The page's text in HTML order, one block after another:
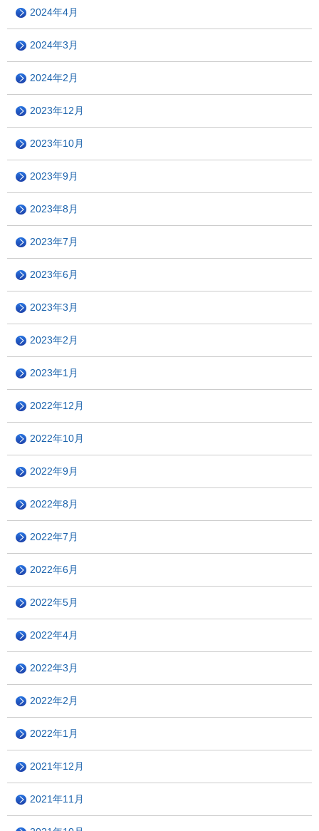
2024年4月
2024年3月
2024年2月
2023年12月
2023年10月
2023年9月
2023年8月
2023年7月
2023年6月
2023年3月
2023年2月
2023年1月
2022年12月
2022年10月
2022年9月
2022年8月
2022年7月
2022年6月
2022年5月
2022年4月
2022年3月
2022年2月
2022年1月
2021年12月
2021年11月